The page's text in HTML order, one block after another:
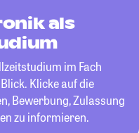
als
im Fach
Klicke auf die
Bewerbung, Zulassung
zu informieren.